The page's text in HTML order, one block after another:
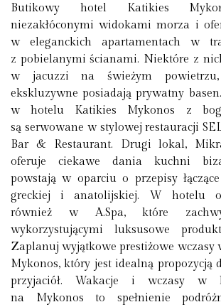
Butikowy hotel Katikies
niezakłóconymi widokami morza i
w eleganckich apartamentach w
z pobielanymi ścianami. Niektóre z
w jacuzzi na świeżym
ekskluzywne posiadają prywatny
w hotelu Katikies Mykonos z
są serwowane w stylowej restauracji
Bar & Restaurant. Drugi lokal,
oferuje ciekawe dania kuchni
powstają w oparciu o przepisy
greckiej i anatolijskiej. W hotelu
również w A.Spa, które
wykorzystującymi luksusowe
Zaplanuj wyjątkowe prestiżowe wczasy
Mykonos, który jest idealną propozycją
przyjaciół. Wakacje i wczasy w
na Mykonos to spełnienie